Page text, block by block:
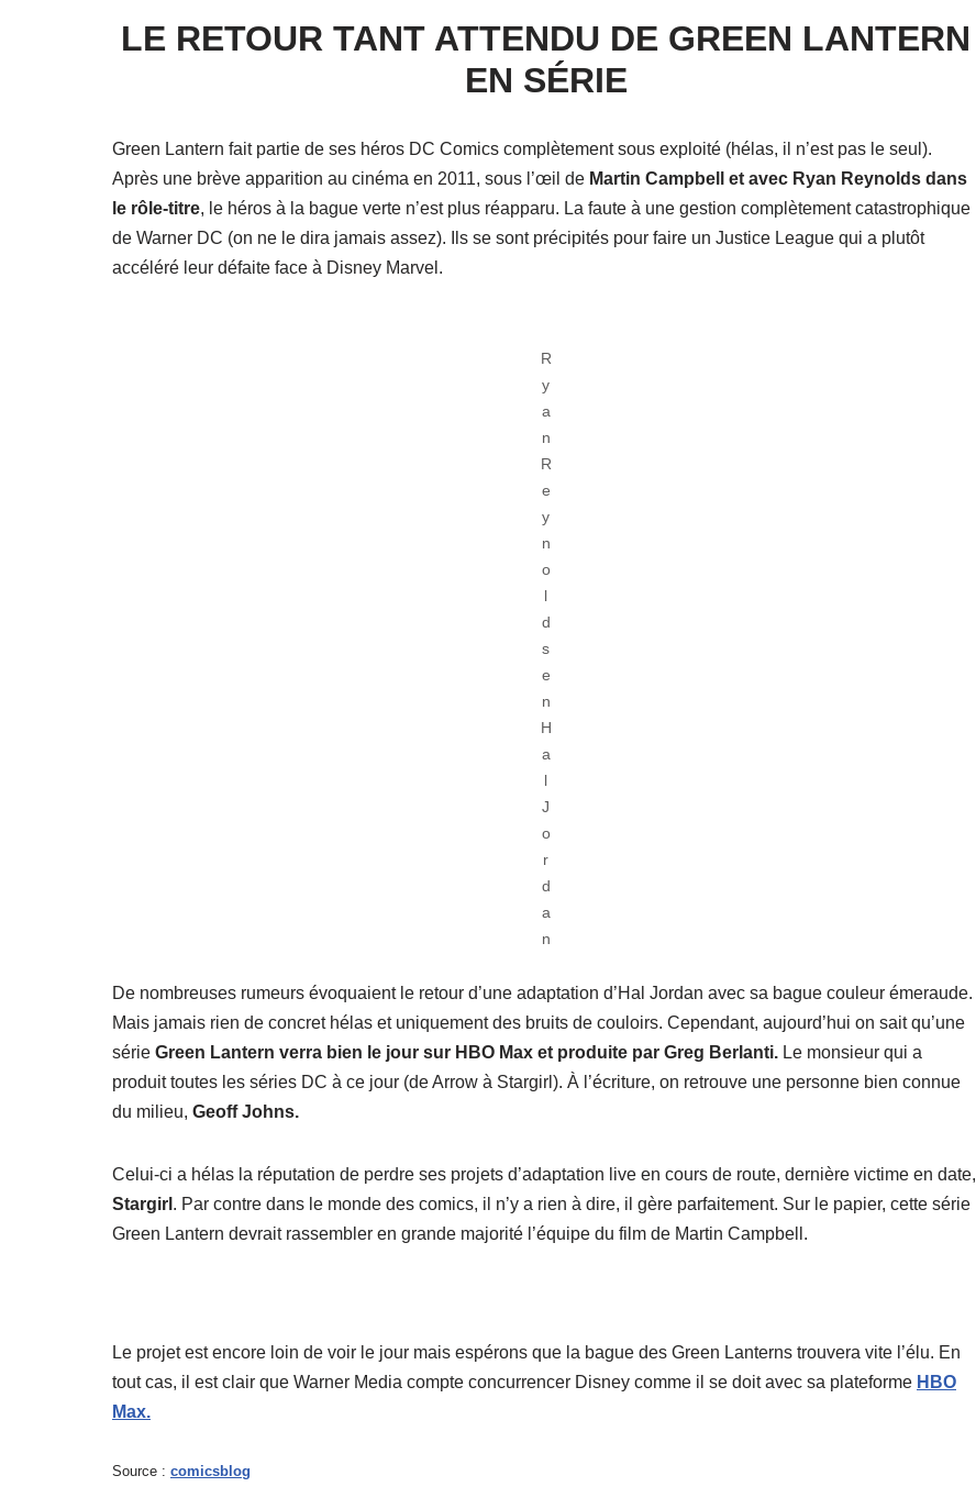
LE RETOUR TANT ATTENDU DE GREEN LANTERN
EN SÉRIE
Green Lantern fait partie de ses héros DC Comics complètement sous exploité (hélas, il n’est pas le seul).
Après une brève apparition au cinéma en 2011, sous l’œil de Martin Campbell et avec Ryan Reynolds dans
le rôle-titre, le héros à la bague verte n’est plus réapparu. La faute à une gestion complètement catastrophique
de Warner DC (on ne le dira jamais assez). Ils se sont précipités pour faire un Justice League qui a plutôt
accéléré leur défaite face à Disney Marvel.
R
y
a
n
R
e
y
n
o
l
d
s
e
n
H
a
l
J
o
r
d
a
n
De nombreuses rumeurs évoquaient le retour d’une adaptation d’Hal Jordan avec sa bague couleur émeraude.
Mais jamais rien de concret hélas et uniquement des bruits de couloirs. Cependant, aujourd’hui on sait qu’une
série Green Lantern verra bien le jour sur HBO Max et produite par Greg Berlanti. Le monsieur qui a
produit toutes les séries DC à ce jour (de Arrow à Stargirl). À l’écriture, on retrouve une personne bien connue
du milieu, Geoff Johns.
Celui-ci a hélas la réputation de perdre ses projets d’adaptation live en cours de route, dernière victime en date,
Stargirl . Par contre dans le monde des comics, il n’y a rien à dire, il gère parfaitement. Sur le papier, cette série
Green Lantern devrait rassembler en grande majorité l’équipe du film de Martin Campbell.
Le projet est encore loin de voir le jour mais espérons que la bague des Green Lanterns trouvera vite l’élu. En
tout cas, il est clair que Warner Media compte concurrencer Disney comme il se doit avec sa plateforme HBO
Max.
Source : comicsblog